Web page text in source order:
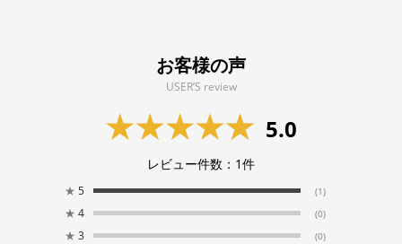
お客様の声
USER’S review
5.0
レビュー件数： 1件
★ 5 (1)
★ 4 (0)
★ 3 (0)